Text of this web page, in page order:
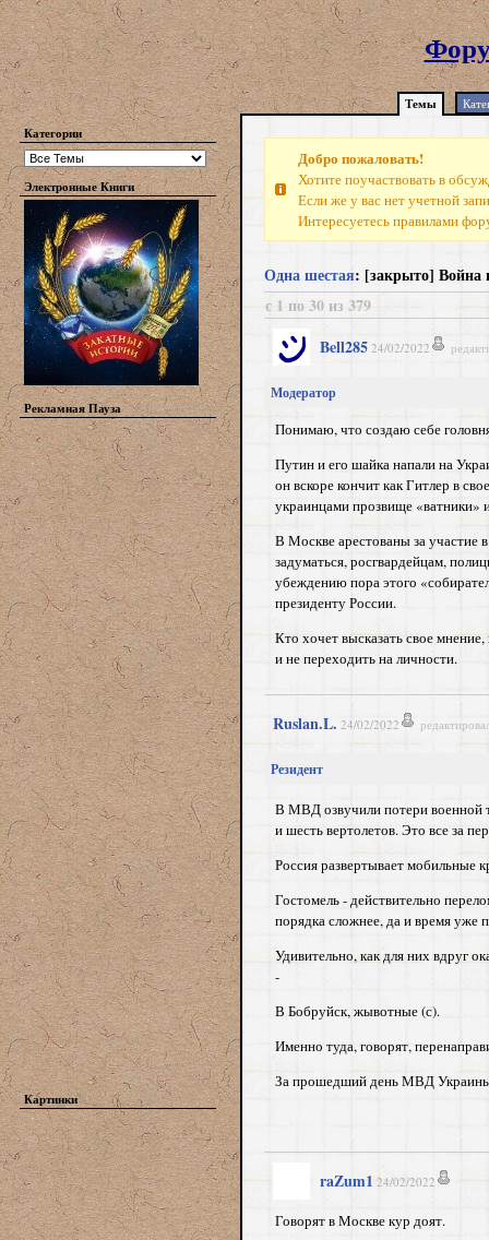
Темы
Категории
Электронные Книги
Рекламная Пауза
Картинки
Добро пожаловать!
Хотите поучаствовать в
Если же у вас нет учетной
Интересуетесь правилами
Одна шестая: [закрыто] Война
с 1 по 30 из 379
Bell285 24/02/2022
Модератор
Понимаю, что создаю себе
Путин и его шайка напали на
он вскоре кончит как Гитлер в
украинцами прозвище «ватники»
В Москве арестованы за участие
задуматься, росгвардейцам,
убеждению пора этого
президенту России.
Кто хочет высказать свое
и не переходить на личности.
Ruslan.L. 24/02/2022
Резидент
В МВД озвучили потери военной
и шесть вертолетов. Это все за
Россия развертывает мобильные
Гостомель - действительно
порядка сложнее, да и время уже
Удивительно, как для них вдруг
-
В Бобруйск, жывотные (с).
Именно туда, говорят,
За прошедший день МВД Украины
raZum1 24/02/2022
Говорят в Москве кур доят.